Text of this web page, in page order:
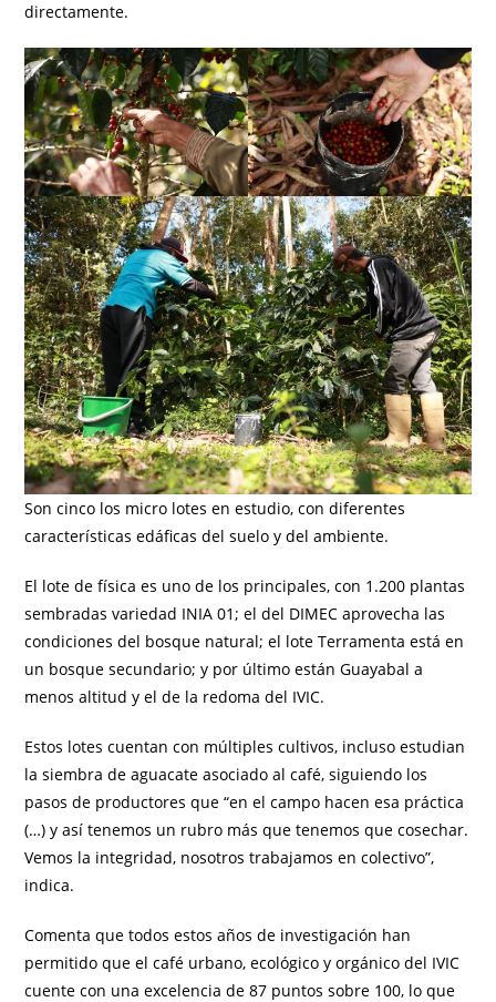
directamente.
Son cinco los micro lotes en estudio, con diferentes
características edáficas del suelo y del ambiente.
El lote de física es uno de los principales, con 1.200 plantas
sembradas variedad INIA 01; el del DIMEC aprovecha las
condiciones del bosque natural; el lote Terramenta está en
un bosque secundario; y por último están Guayabal a
menos altitud y el de la redoma del IVIC.
Estos lotes cuentan con múltiples cultivos, incluso estudian
la siembra de aguacate asociado al café, siguiendo los
pasos de productores que “en el campo hacen esa práctica
(…) y así tenemos un rubro más que tenemos que cosechar.
Vemos la integridad, nosotros trabajamos en colectivo”,
indica.
Comenta que todos estos años de investigación han
permitido que el café urbano, ecológico y orgánico del IVIC
cuente con una excelencia de 87 puntos sobre 100, lo que